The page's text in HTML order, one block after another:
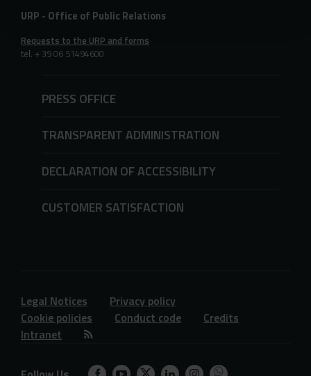
URP - Office of Public Relations
Requests to the URP and forms
tel. + 39 06 51494600
PRESS OFFICE
TRANSPARENT ADMINISTRATION
DECLARATION OF ACCESSIBILITY
CUSTOMER SATISFACTION
Legal Notices
Privacy policy
Cookie policies
Conduct code
Credits
Intranet